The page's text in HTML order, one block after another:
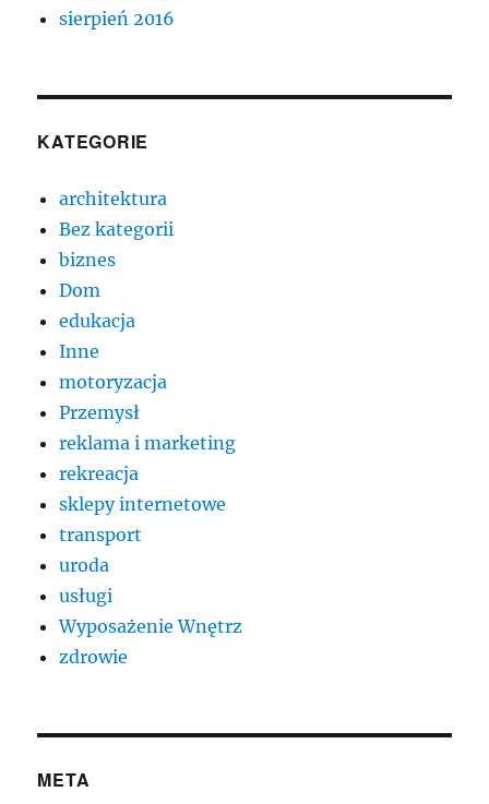
sierpień 2016
KATEGORIE
architektura
Bez kategorii
biznes
Dom
edukacja
Inne
motoryzacja
Przemysł
reklama i marketing
rekreacja
sklepy internetowe
transport
uroda
usługi
Wyposażenie Wnętrz
zdrowie
META